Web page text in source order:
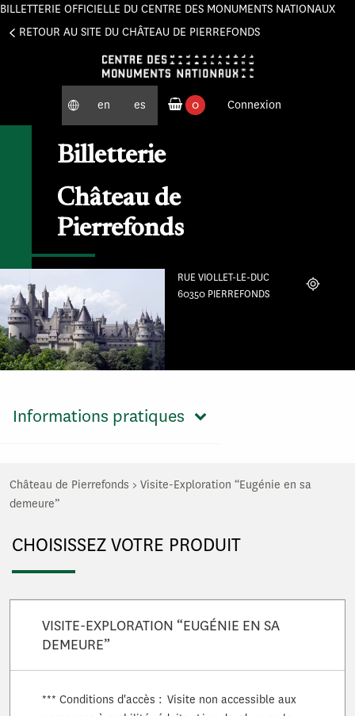
BILLETTERIE OFFICIELLE DU CENTRE DES MONUMENTS NATIONAUX
RETOUR AU SITE DU CHÂTEAU DE PIERREFONDS
en es
0
Connexion
Billetterie
Château de
Pierrefonds
RUE VIOLLET-LE-DUC
60350 PIERREFONDS
Localiser
Informations pratiques
Château de Pierrefonds > Visite-Exploration “Eugénie en sa
demeure”
CHOISISSEZ VOTRE PRODUIT
VISITE-EXPLORATION “EUGÉNIE EN SA
DEMEURE”
*** Conditions d'accès : Visite non accessible aux
Panneau de gestion des cookies